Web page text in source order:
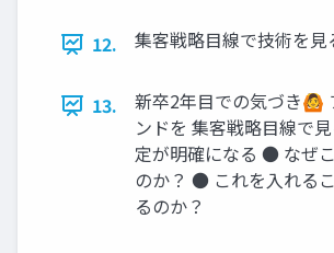
12. 集客戦略目線で技術を見
13.
新卒2年目での気づき🙆
ンドを 集客戦略目線で
定が明確になる ● なぜ
のか？ ● これを入れる
るのか？